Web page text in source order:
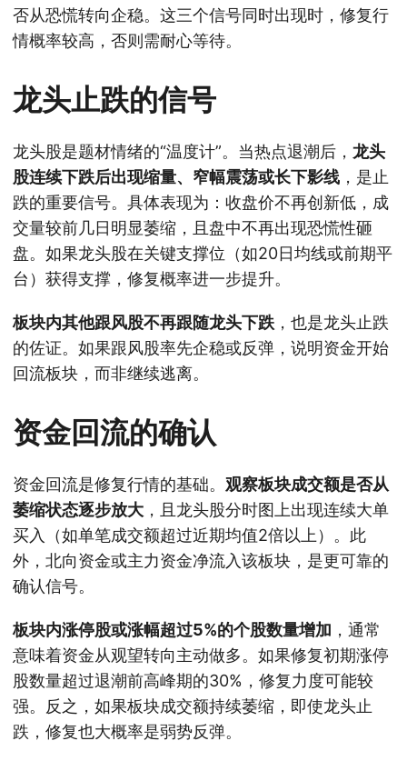
否从恐慌转向企稳。这三个信号同时出现时，修复行
情概率较高，否则需耐心等待。
龙头止跌的信号
龙头股是题材情绪的“温度计”。当热点退潮后， 龙头
股连续下跌后出现缩量、窄幅震荡或长下影线 ，是止
跌的重要信号。具体表现为：收盘价不再创新低，成
交量较前几日明显萎缩，且盘中不再出现恐慌性砸
盘。如果龙头股在关键支撑位（如20日均线或前期平
台）获得支撑，修复概率进一步提升。
板块内其他跟风股不再跟随龙头下跌 ，也是龙头止跌
的佐证。如果跟风股率先企稳或反弹，说明资金开始
回流板块，而非继续逃离。
资金回流的确认
资金回流是修复行情的基础。 观察板块成交额是否从
萎缩状态逐步放大 ，且龙头股分时图上出现连续大单
买入（如单笔成交额超过近期均值2倍以上）。此
外，北向资金或主力资金净流入该板块，是更可靠的
确认信号。
板块内涨停股或涨幅超过5%的个股数量增加 ，通常
意味着资金从观望转向主动做多。如果修复初期涨停
股数量超过退潮前高峰期的30%，修复力度可能较
强。反之，如果板块成交额持续萎缩，即使龙头止
跌，修复也大概率是弱势反弹。